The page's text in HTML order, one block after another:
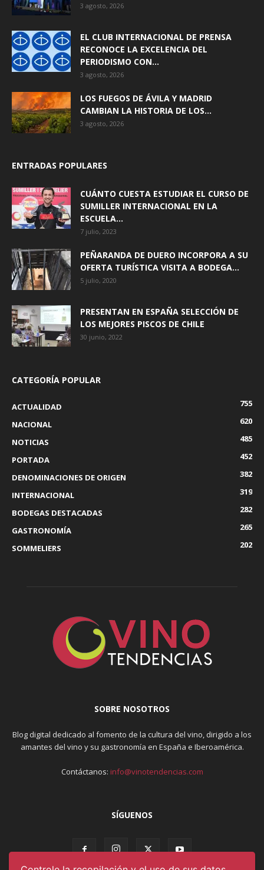
3 agosto, 2026
EL CLUB INTERNACIONAL DE PRENSA
RECONOCE LA EXCELENCIA DEL
PERIODISMO CON...
3 agosto, 2026
LOS FUEGOS DE ÁVILA Y MADRID
CAMBIAN LA HISTORIA DE LOS...
3 agosto, 2026
ENTRADAS POPULARES
CUÁNTO CUESTA ESTUDIAR EL CURSO DE
SUMILLER INTERNACIONAL EN LA
ESCUELA...
7 julio, 2023
PEÑARANDA DE DUERO INCORPORA A SU
OFERTA TURÍSTICA VISITA A BODEGA...
5 julio, 2020
PRESENTAN EN ESPAÑA SELECCIÓN DE
LOS MEJORES PISCOS DE CHILE
30 junio, 2022
CATEGORÍA POPULAR
ACTUALIDAD
755
NACIONAL
620
NOTICIAS
485
PORTADA
452
DENOMINACIONES DE ORIGEN
382
INTERNACIONAL
319
BODEGAS DESTACADAS
282
GASTRONOMÍA
265
SOMMELIERS
202
SOBRE NOSOTROS
Blog digital dedicado al fomento de la cultura del vino, dirigido a los
amantes del vino y su gastronomía en España e Iberoamérica.
Contáctanos: info@vinotendencias.com
SÍGUENOS